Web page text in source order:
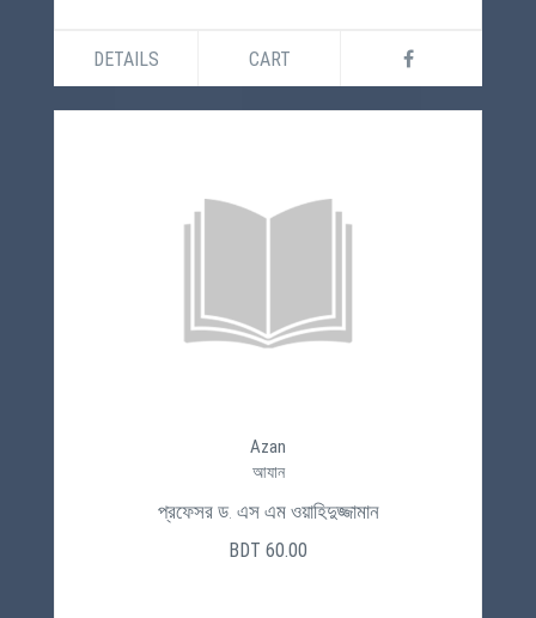
DETAILS CART
Azan
আযান
প্রফেসর ড. এস এম ওয়াহিদুজ্জামান
BDT 60.00